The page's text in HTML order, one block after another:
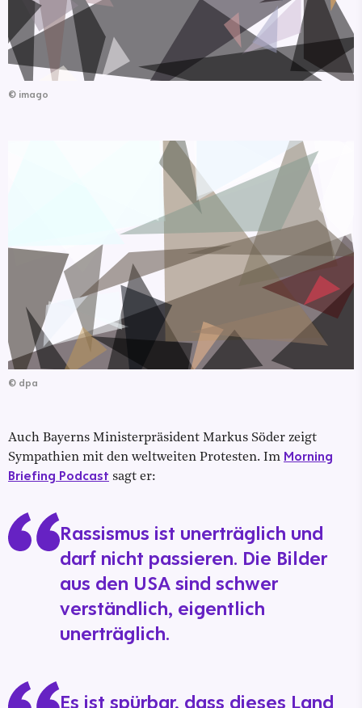
© imago
© dpa
Auch Bayerns Ministerpräsident Markus Söder zeigt
Sympathien mit den weltweiten Protesten. Im Morning
Briefing Podcast sagt er:
Rassismus ist unerträglich und
darf nicht passieren. Die Bilder
aus den USA sind schwer
verständlich, eigentlich
unerträglich.
Es ist spürbar, dass dieses Land